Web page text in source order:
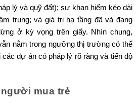
lý và quỹ đất); sự khan hiếm kéo dài
trung; và giá trị hạ tầng đã và đang
ở kỳ vọng trên giấy. Nhìn chung,
nằm trong ngưỡng thị trường có thể
dự án có pháp lý rõ ràng và tiến độ
mua trẻ